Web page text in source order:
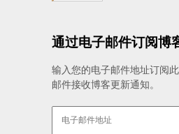
通过电子邮件订阅博
输入您的电子邮件地址订阅
邮件接收博客更新通知。